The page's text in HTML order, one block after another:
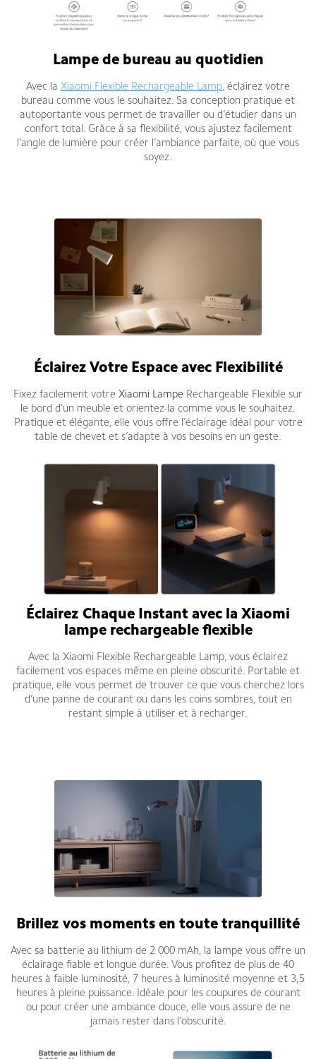
Lampe de bureau au quotidien
Avec la Xiaomi Flexible Rechargeable Lamp, éclairez votre
bureau comme vous le souhaitez. Sa conception pratique et
autoportante vous permet de travailler ou d’étudier dans un
confort total. Grâce à sa flexibilité, vous ajustez facilement
l’angle de lumière pour créer l’ambiance parfaite, où que vous
soyez.
Éclairez Votre Espace avec Flexibilité
Fixez facilement votre Xiaomi Lampe Rechargeable Flexible sur
le bord d’un meuble et orientez-la comme vous le souhaitez.
Pratique et élégante, elle vous offre l’éclairage idéal pour votre
table de chevet et s’adapte à vos besoins en un geste.
Éclairez Chaque Instant avec la Xiaomi
lampe rechargeable flexible
Avec la Xiaomi Flexible Rechargeable Lamp, vous éclairez
facilement vos espaces même en pleine obscurité. Portable et
pratique, elle vous permet de trouver ce que vous cherchez lors
d’une panne de courant ou dans les coins sombres, tout en
restant simple à utiliser et à recharger.
Brillez vos moments en toute tranquillité
Avec sa batterie au lithium de 2 000 mAh, la lampe vous offre un
éclairage fiable et longue durée. Vous profitez de plus de 40
heures à faible luminosité, 7 heures à luminosité moyenne et 3,5
heures à pleine puissance. Idéale pour les coupures de courant
ou pour créer une ambiance douce, elle vous assure de ne
jamais rester dans l’obscurité.